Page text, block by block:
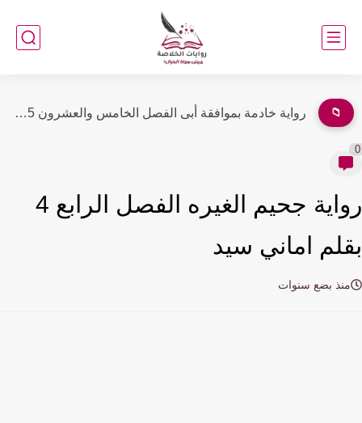
📁 رواية غصون كاملة (جميع فصول الرواية) بقلم يارا عبد العزيز
رواية جحيم الغيره الفصل الرابع 4
اماني سيد
بضع سنوات